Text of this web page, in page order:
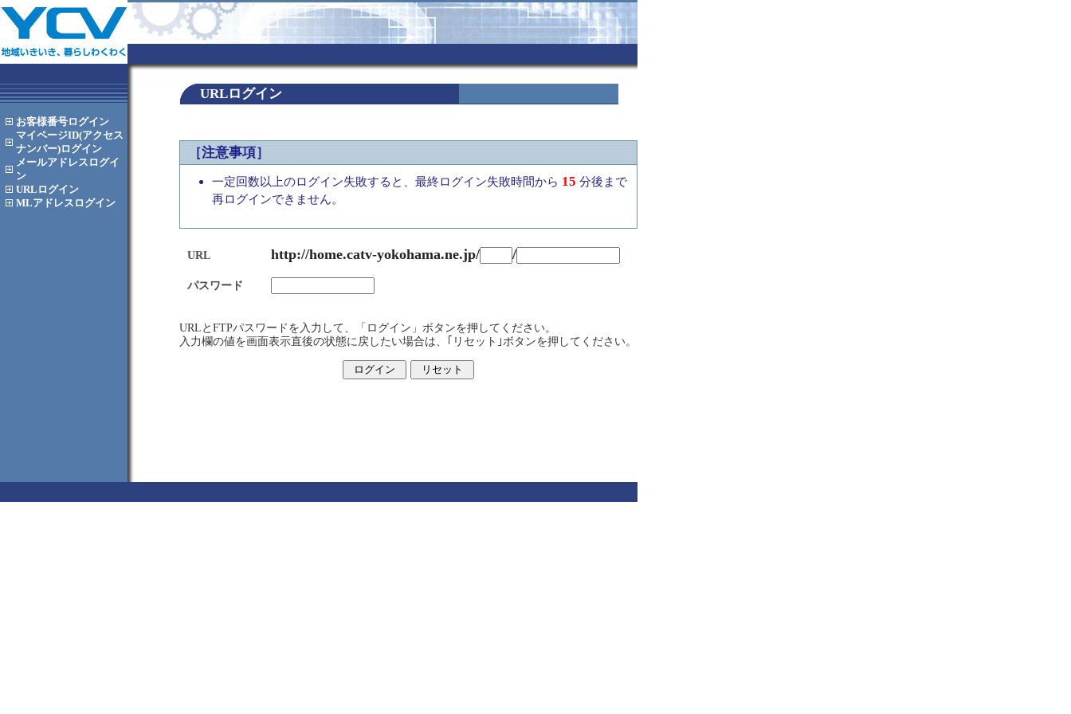
お客様番号ログイン
マイページID(アクセス
ナンバー)ログイン
メールアドレス ログイ
ン
URL ログイン
MLアドレス ログイン
URLログイン
［注意事項］
一定回数以上のログイン失敗すると、最終ログイン失敗時間から 15 分後まで
再ログインできません。
URL http://home.catv-yokohama.ne.jp/ /
パスワード
URLとFTPパスワードを入力して、「ログイン」ボタンを押してください。
入力欄の値を画面表示直後の状態に戻したい場合は、｢リセット｣ボタンを押してください。